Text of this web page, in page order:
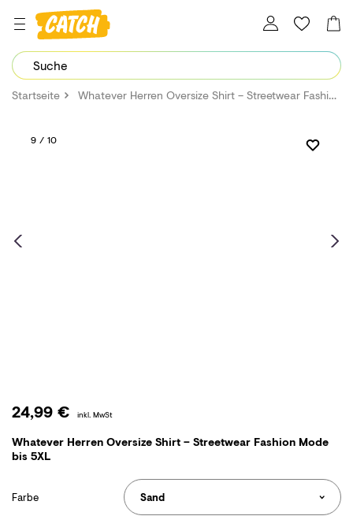
Dein Password wurde erfolgreich geändert.
Startseite Whatever Herren Oversize Shirt – Streetwear Fashion Mode bis 5XL
9 / 10
24,99 € inkl. MwSt
Whatever Herren Oversize Shirt – Streetwear Fashion Mode
bis 5XL
Farbe